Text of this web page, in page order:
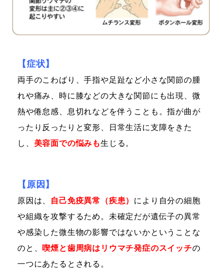
【症状】
両手のこわばり、手指や足趾など小さな関節の腫
れや痛み、時に膝などの大きな関節にも出現、微
熱や倦怠感、息切れなどを伴うことも。指が曲が
ったり反ったりと変形、日常生活に支障をきた
し、 美容面での悩みも生じる。
【原因】
原因は、 自己免疫異常（疾患） により自分の細胞
や組織を攻撃するため。未確定だが遺伝子の異常
や感染した微生物の影響ではないかということな
のと、喫煙と歯周病はリウマチ発症のスイッチの
一つにあたるとされる。